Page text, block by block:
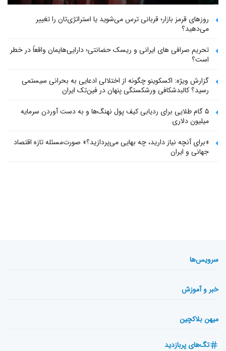
روزهای قرمز بازار؛ قربانی ترس می‌شوید یا استراتژی‌تان را تغییر
می‌دهید؟
تحریم صرافی های ایرانی و ریسک حضانتی؛ دارایی‌هایمان واقعاً در خطر
است؟
گزارش ویژه: اکسکوینو چگونه از اختلالی ادعایی به بحرانی سیستمی
رسید؟ کالبدشکافی ورشکستگی پنهان در فین‌تک ایران
۵ گام طلایی برای ردیابی کیف پول‌ نهنگ‌ها و به دست آوردن سرمایه
میلیون دلاری
«برای آنچه نیاز دارید، چه بهایی می‌پردازید؟» صورت‌مسئله تازه اقتصاد
جهانی و ایران
سرویس‌ها
خبر و آموزش
میهن بلاکچین
تگ‌های پربازدید